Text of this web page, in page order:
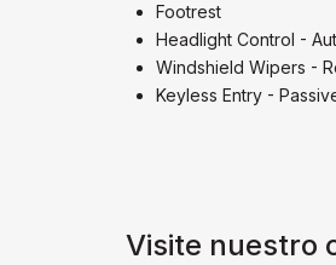
Footrest
Headlight Control -
Windshield Wipers -
Keyless Entry -
Visite nuestro